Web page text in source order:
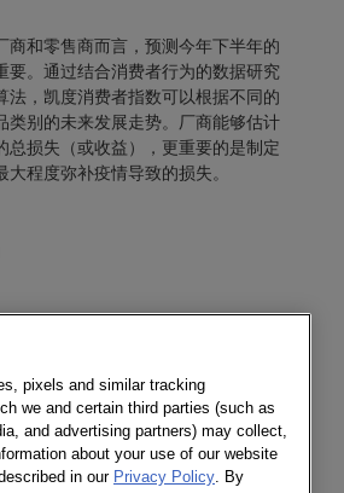
商和零售商而言，预测今年下半年的
要。通过结合消费者行为的数据研究
法，凯度消费者指数可以根据不同的
类别的未来发展走势。厂商能够估计
总损失（或收益），更重要的是制定
大程度弥补疫情导致的损失。
pixels and similar tracking
we and certain third parties (such as
and advertising partners) may collect,
about your use of our website
in our Privacy Policy . By